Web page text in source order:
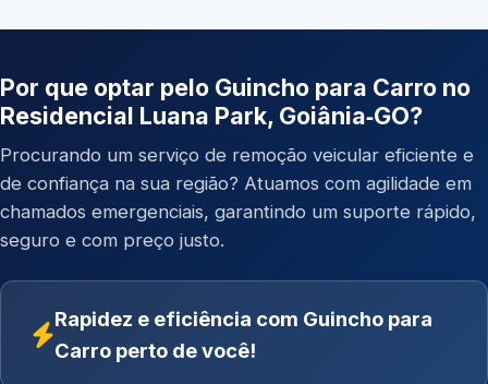
Por que optar pelo Guincho para Carro no
Residencial Luana Park, Goiânia‑GO?
Procurando um serviço de remoção veicular eficiente e
de confiança na sua região? Atuamos com agilidade em
chamados emergenciais, garantindo um suporte rápido,
seguro e com preço justo.
Rapidez e eficiência com Guincho para
Carro perto de você!